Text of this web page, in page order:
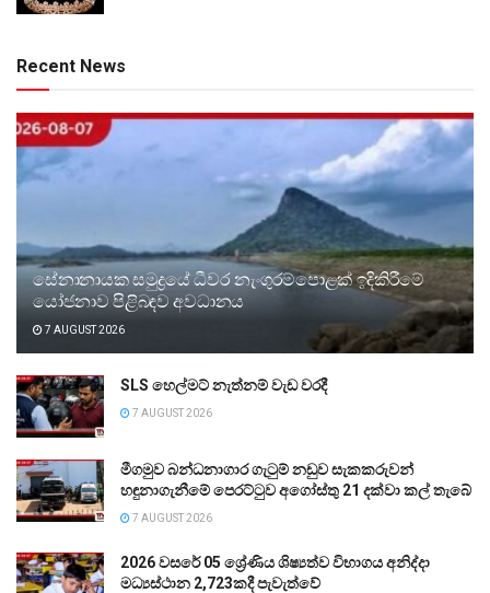
Recent News
සේනානායක සමුද්‍රයේ ධීවර නැංගුරම්පොළක් ඉදිකිරීමේ
යෝජනාව පිළිබඳව අවධානය
7 AUGUST 2026
SLS හෙල්මට් නැත්නම් වැඩ වරදී
7 AUGUST 2026
මීගමුව බන්ධනාගාර ගැටුම් නඩුව සැකකරුවන්
හඳුනාගැනීමේ පෙරට්ටුව අගෝස්තු 21 දක්වා කල් තැබේ
7 AUGUST 2026
2026 වසරේ 05 ශ්‍රේණිය ශිෂ්‍යත්ව විභාගය අනිද්දා
මධ්‍යස්ථාන 2,723කදී පැවැත්වේ